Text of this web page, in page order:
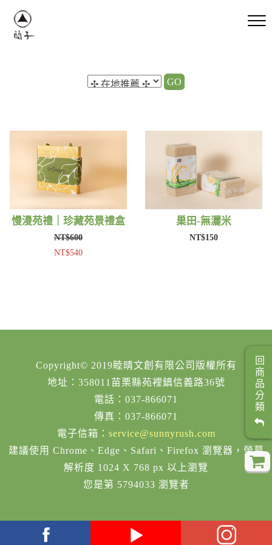
GO
慢漫苑禮｜珍藏苑景禮盒
NT$600
NT$540
巢田-無灑米
NT$150
Copyright© 2019睦晴文創有限公司版權所有
地址：358011苗栗縣苑裡鎮信義路36號
電話：037-866071
傳真：037-866071
電子信箱： service@sunnyrush.com
建議使用 Chrome、Edge、Safari、Firefox 瀏覽器，螢幕
解析度 1024 X 768 px 以上瀏覽
您是第 5794033 瀏覽者
回商品分類